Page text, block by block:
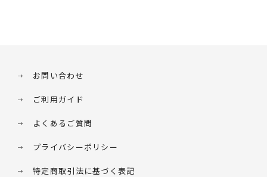
お問い合わせ
ご利用ガイド
よくあるご質問
プライバシーポリシー
特定商取引法に基づく表記